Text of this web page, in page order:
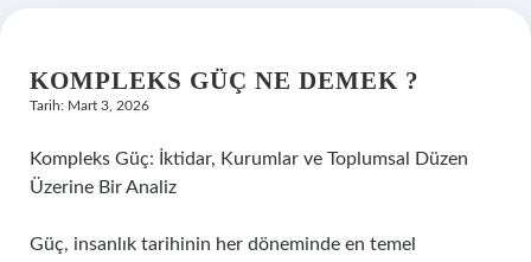
Hakkımızda
KOMPLEKS GÜÇ NE DEMEK ?
Tarih: Mart 3, 2026
Kompleks Güç: İktidar, Kurumlar ve Toplumsal Düzen
Üzerine Bir Analiz
Güç, insanlık tarihinin her döneminde en temel